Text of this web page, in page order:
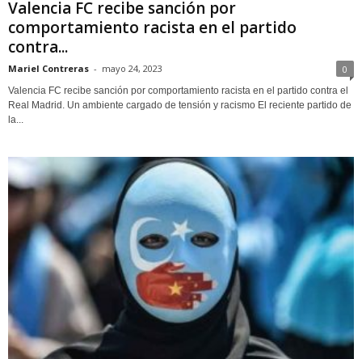
Valencia FC recibe sanción por
comportamiento racista en el partido
contra...
Mariel Contreras - mayo 24, 2023 0
Valencia FC recibe sanción por comportamiento racista en el partido contra el
Real Madrid. Un ambiente cargado de tensión y racismo El reciente partido de
la...